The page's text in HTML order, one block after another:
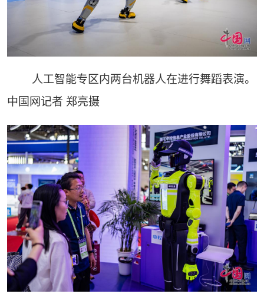
人工智能专区内两台机器人在进行舞蹈表演。
中国网记者 郑亮摄